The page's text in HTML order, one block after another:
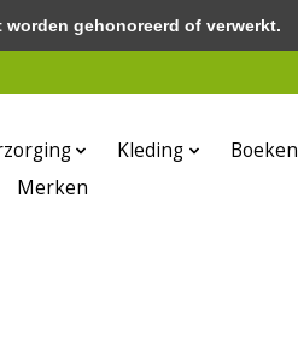
Kleding
Boeken
Merken
gehonoreerd of verwerkt.